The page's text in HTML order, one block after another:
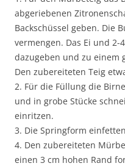
abgeriebenen
Backschüssel geben. Die
vermengen. Das Ei und 2-
dazugeben und zu einem
Den zubereiteten Teig
2. Für die Füllung die
und in grobe Stücke
einritzen.
3. Die Springform
4. Den zubereiteten
einen 3 cm hohen Rand